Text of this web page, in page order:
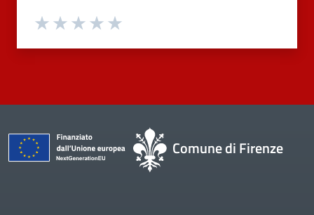
Valuta 4 stelle su 5
Valuta 3 stelle su 5
Valuta 2 stelle su 5
Valuta 1 stelle su 5
Comune di Firenze